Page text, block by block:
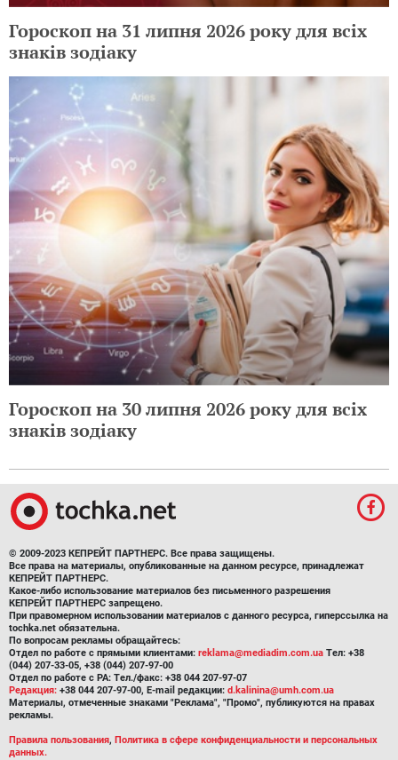
Гороскоп на 31 липня 2026 року для всіх
знаків зодіаку
Гороскоп на 30 липня 2026 року для всіх
знаків зодіаку
© 2009-2023 КЕПРЕЙТ ПАРТНЕРС. Все права защищены.
Все права на материалы, опубликованные на данном ресурсе, принадлежат
КЕПРЕЙТ ПАРТНЕРС.
Какое-либо использование материалов без письменного разрешения
КЕПРЕЙТ ПАРТНЕРС запрещено.
При правомерном использовании материалов с данного ресурса, гиперссылка на
tochka.net обязательна.
По вопросам рекламы обращайтесь:
Отдел по работе с прямыми клиентами: reklama@mediadim.com.ua Тел: +38
(044) 207-33-05, +38 (044) 207-97-00
Отдел по работе с РА: Тел./факс: +38 044 207-97-07
Редакция: +38 044 207-97-00, E-mail редакции: d.kalinina@umh.com.ua
Материалы, отмеченные знаками "Реклама", "Промо", публикуются на правах
рекламы.
Правила пользования, Политика в сфере конфиденциальности и персональных
данных.